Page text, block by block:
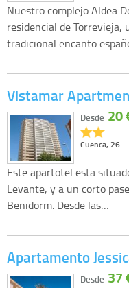
Nuestro complejo Aldea
residencial de Torrevieja,
tradicional encanto
Vistamar
Cuenca, 26
Desde 20
Este apartotel esta
Levante, y a un corto
Benidorm. Desde las…
Apartamento
Desde 37